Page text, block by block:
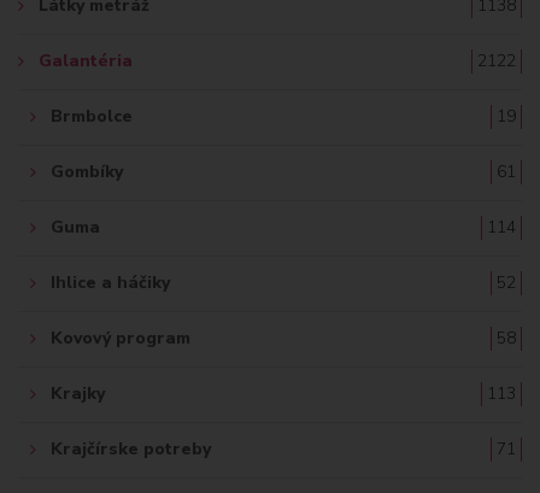
Látky metráž 1138
Galantéria 2122
Brmbolce 19
Gombíky 61
Guma 114
Ihlice a háčiky 52
Kovový program 58
Krajky 113
Krajčírske potreby 71